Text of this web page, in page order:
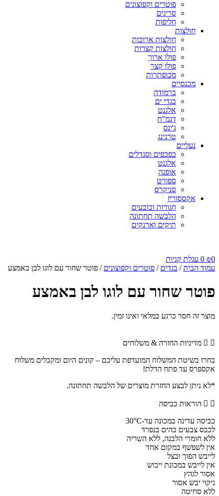
פוטרים וקפוצונים
סריגים
חליפות
חולצות
חולצות ארוכות
חולצות קצרות
פולו ארוך
פולו קצר
מכופתרות
מכנסיים
ברמודה
בגדי ים
אלגנט
דגמ"ח
ג'ינס
טרנינג
נעליים
כפכפים וסנדלים
אלגנט
אופנה
ספורט
סניקרס
אקססוריז
חגורות וכובעים
הלבשה תחתונה
תיקים וארנקים
₪0
0 עגלת קניות
עמוד הבית/ בגדים / פוטרים וקפוצונים / פוטר שחור עם לוגו לבן באמצע
פוטר שחור עם לוגו לבן באמצע
מוצר זה חסר כרגע במלאי ואינו זמין.
מדיניות החזרה & משלוחים
בחרו בשיטת המשלוח המועדפת עליכם – קונים היום ומקבלים משלוח
אקספרס עד פתח הדלת!
*לא ניתן לבצע החזרת מוצרים של הלבשה תחתונה.
הוראות כביסה
כביסה עדינה במכונה עד-30°C
לכבס צבעים כהים בנפרד
ללא חומרי הלבנה, ללא השריה
אין לשפשף במקום אחד
לייבש הפוך ובצל
אין לייבש במכונת ייבוש
אסור לגהץ
ניקוי יבש אסור
ללא סחיטה